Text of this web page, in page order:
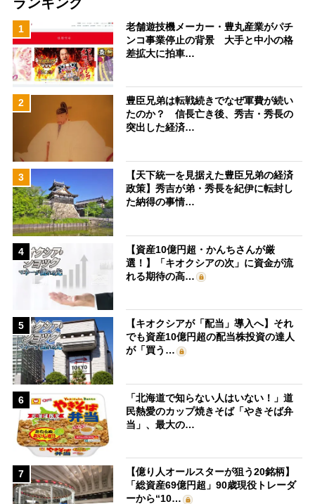
1
老舗遊技機メーカー・豊丸産業がパチ
ンコ事業停止の背景 大手と中小の格
差拡大に拍車…
2
豊臣兄弟は転戦続きでなぜ軍費が続い
たのか？ 信長亡き後、秀吉・秀長の
突出した経済…
3
【天下統一を見据えた豊臣兄弟の経済
政策】秀吉が弟・秀長を紀伊に転封し
た納得の事情…
4
【資産10億円超・かんちさんが厳
選！】「キオクシアの次」に資金が流
れる期待の高…
5
【キオクシアが「配当」導入へ】それ
でも資産10億円超の配当株投資の達人
が「買う…
6
「北海道で知らない人はいない！」道
民熱愛のカップ焼きそば「やきそば弁
当」、最大の…
7
【億り人オールスターが狙う20銘柄】
「総資産69億円超」90歳現役トレーダ
ーから“10…